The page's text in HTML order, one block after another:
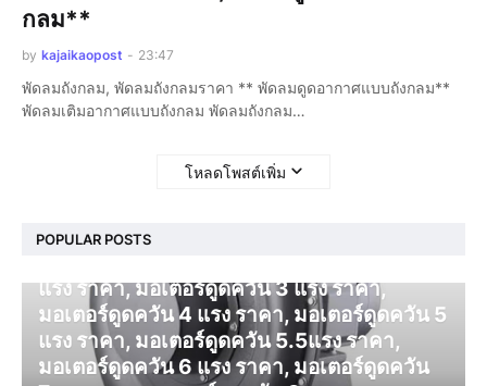
กลม**
by kajaikaopost - 23:47
พัดลมถังกลม, พัดลมถังกลมราคา ** พัดลมดูดอากาศแบบถังกลม**
พัดลมเติมอากาศแบบถังกลม พัดลมถังกลม…
โหลดโพสต์เพิ่ม
POPULAR POSTS
แรง ราคา, มอเตอร์ดูดควัน 3 แรง ราคา,
มอเตอร์ดูดควัน 4 แรง ราคา, มอเตอร์ดูดควัน 5
แรง ราคา, มอเตอร์ดูดควัน 5.5แรง ราคา,
มอเตอร์ดูดควัน 6 แรง ราคา, มอเตอร์ดูดควัน